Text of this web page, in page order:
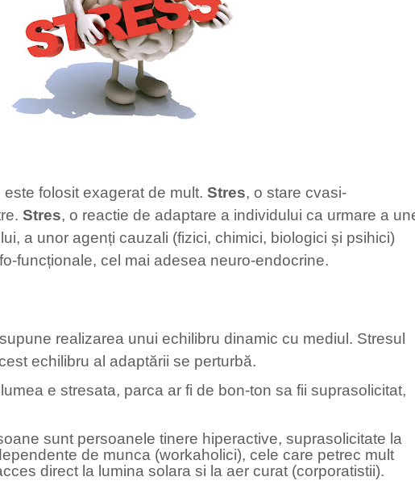
folosit exagerat de mult. Stres, o stare cvasi-
Stres, o reactie de adaptare a individului ca urmare a
a unor agenți cauzali (fizici, chimici, biologici și psihici)
funcționale, cel mai adesea neuro-endocrine.
realizarea unui echilibru dinamic cu mediul. Stresul
echilibru al adaptării se perturbă.
e stresata, parca ar fi de bon-ton sa fii suprasolicitat,
sunt persoanele tinere hiperactive, suprasolicitate la
de munca (workaholici), cele care petrec mult
direct la lumina solara si la aer curat (corporatistii).